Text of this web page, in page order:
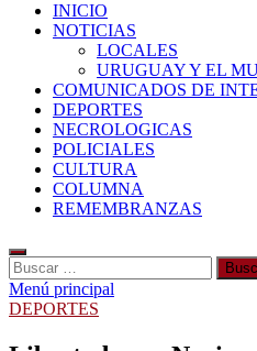
INICIO
NOTICIAS
LOCALES
URUGUAY Y EL
COMUNICADOS DE
DEPORTES
NECROLOGICAS
POLICIALES
CULTURA
COLUMNA
REMEMBRANZAS
Buscar:
Menú principal
DEPORTES